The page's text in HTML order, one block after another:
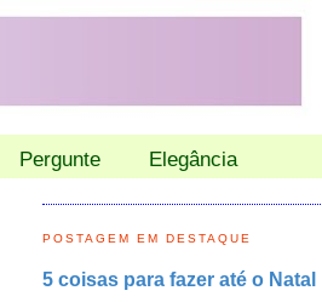
Pergunte Elegância
POSTAGEM EM DESTAQUE
5 coisas para fazer até o Natal